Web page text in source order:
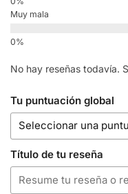
Muy mala
No hay reseñas todavía.
Tu puntuación global
Título de tu reseña